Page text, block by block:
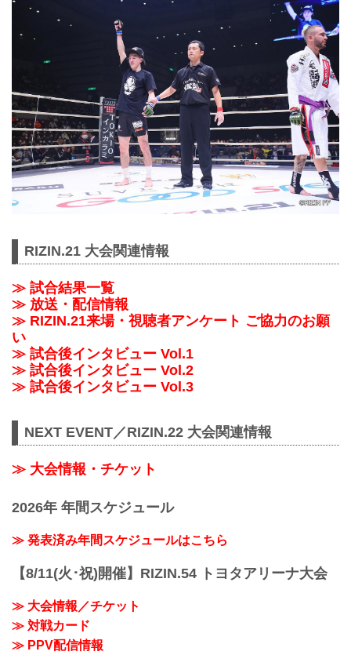
RIZIN.21 大会関連情報
≫ 試合結果一覧
≫ 放送・配信情報
≫ RIZIN.21来場・視聴者アンケート ご協力のお願
い
≫ 試合後インタビュー Vol.1
≫ 試合後インタビュー Vol.2
≫ 試合後インタビュー Vol.3
NEXT EVENT／RIZIN.22 大会関連情報
≫ 大会情報・チケット
2026年 年間スケジュール
≫ 発表済み年間スケジュールはこちら
【8/11(火･祝)開催】RIZIN.54 トヨタアリーナ大会
≫ 大会情報／チケット
≫ 対戦カード
≫ PPV配信情報